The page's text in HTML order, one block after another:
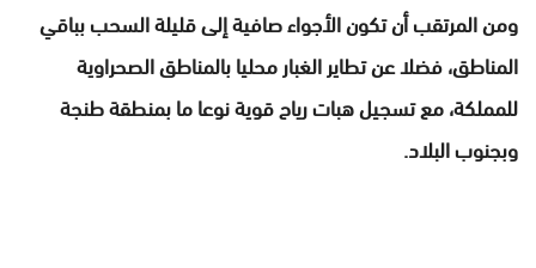
ومن المرتقب أن تكون الأجواء صافية إلى قليلة السحب بباقي
المناطق، فضلا عن تطاير الغبار محليا بالمناطق الصحراوية
للمملكة، مع تسجيل هبات رياح قوية نوعا ما بمنطقة طنجة
وبجنوب البلاد.